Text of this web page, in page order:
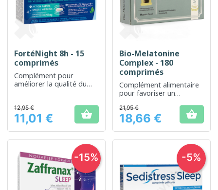
FortéNight 8h - 15
comprimés
Complément pour
améliorer la qualité du
Prix
12,95 €
11,01 € 
Bio-Melatonine
Complex - 180
comprimés
Complément alimentaire
pour favoriser un
réparateur
Prix
21,95 €
18,66 € 
-15% -5%